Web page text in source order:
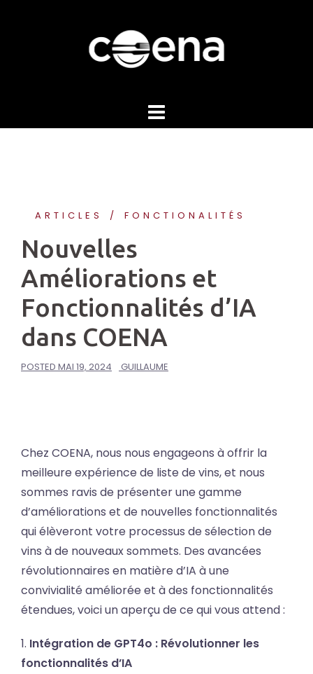
ARTICLES FONCTIONALITÉS
Nouvelles
Améliorations et
Fonctionnalités d’IA
dans COENA
POSTED MAI 19, 2024 GUILLAUME
Chez COENA, nous nous engageons à offrir la
meilleure expérience de liste de vins, et nous
sommes ravis de présenter une gamme
d’améliorations et de nouvelles fonctionnalités
qui élèveront votre processus de sélection de
vins à de nouveaux sommets. Des avancées
révolutionnaires en matière d’IA à une
convivialité améliorée et à des fonctionnalités
étendues, voici un aperçu de ce qui vous attend :
1. Intégration de GPT4o : Révolutionner les
fonctionnalités d’IA